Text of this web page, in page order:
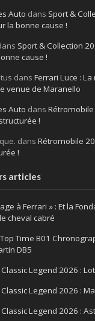
Auto dans Sport &
la bonne cause !
Sport & Collection
cause !
dans Ferrari Luce :
venue de Maranello
Auto dans
!
dans Rétromobile
!
articles
à Ferrari » : Et la
cheval cabré
Time B01
DB5
Legend 2026 :
Legend 2026 :
Legend 2026 :